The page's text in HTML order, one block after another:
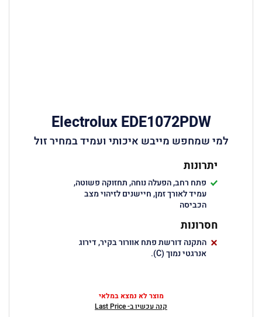
Electrolux EDE1072PDW
למי שמחפש מייבש איכותי ועמיד במחיר זול
יתרונות
פתח רחב, הפעלה נוחה, תחזוקה פשוטה,
עמיד לאורך זמן, חיישנים לזיהוי מצב
הכביסה
חסרונות
התקנה דורשת פתח אוורור בקיר, דירוג
אנרגטי נמוך (C).
מוצר לא נמצא במלאי
קנה עכשיו ב- Last Price